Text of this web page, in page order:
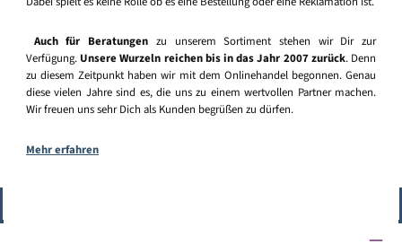
Auch für Beratungen zu unserem Sortiment stehen wir Dir zur
Verfügung. Unsere Wurzeln reichen bis in das Jahr 2007 zurück. Denn
zu diesem Zeitpunkt haben wir mit dem Onlinehandel begonnen. Genau
diese vielen Jahre sind es, die uns zu einem wertvollen Partner machen.
Wir freuen uns sehr Dich als Kunden begrüßen zu dürfen.
Mehr erfahren